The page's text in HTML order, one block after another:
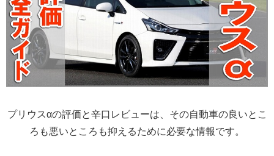
プリウスαの評価と辛口レビューは、その自動車の良いとこ
ろも悪いところも抑えるために必要な情報です。